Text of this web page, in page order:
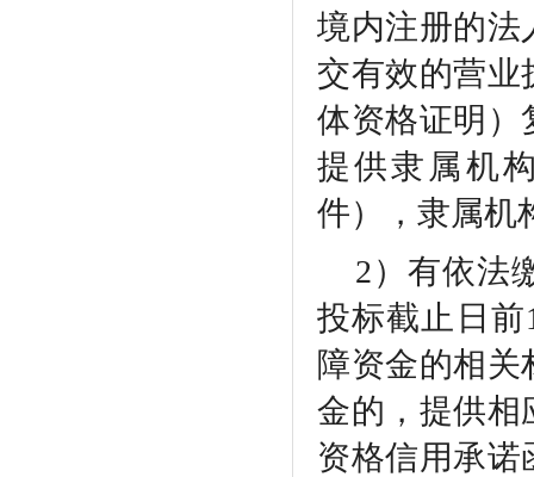
境内注册的法
交有效的营业
体资格证明）
提供隶属机
件），隶属机
2）有依法
投标截止日
障资金的相
金的，提供相
资格信用承